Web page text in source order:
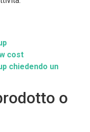
cost
chiedendo un
o